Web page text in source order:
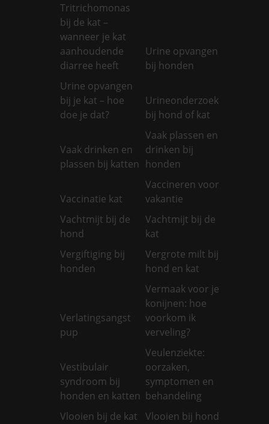
Tritrichomonas
bij de kat –
wanneer je kat
aanhoudende
diarree heeft
Urine opvangen
bij honden
Urine opvangen
bij je kat – hoe
doe je dat?
Urineonderzoek
bij hond of kat
Vaak drinken en
plassen bij katten
Vaak plassen en
drinken bij
honden
Vaccinatie kat
Vaccineren voor
vakantie
Vachtmijt bij de
hond
Vachtmijt bij de
kat
Vergiftiging bij
honden
Vergrote milt bij
hond en kat
Verlatingsangst
pup
Vermaak voor je
konijnen: hoe
voorkom ik
verveling?
Vestibulair
syndroom bij
honden en katten
Veulenziekte:
oorzaken,
symptomen en
behandeling
Vlooien bij de kat
Vlooien bij hond